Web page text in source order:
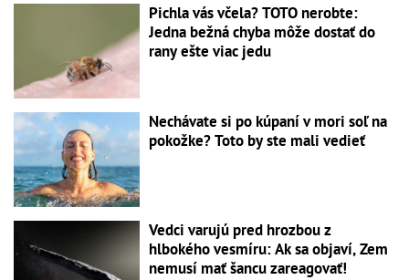
Pichla vás včela? TOTO nerobte:
Jedna bežná chyba môže dostať do
rany ešte viac jedu
Nechávate si po kúpaní v mori soľ na
pokožke? Toto by ste mali vedieť
Vedci varujú pred hrozbou z
hlbokého vesmíru: Ak sa objaví, Zem
nemusí mať šancu zareagovať!